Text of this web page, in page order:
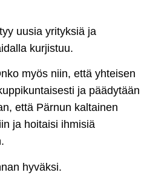
uusia yrityksiä ja
kurjistuu.
myös niin, että yhteisen
ja päädytään
että Pärnun kaltainen
ja hoitaisi ihmisiä
hyväksi.